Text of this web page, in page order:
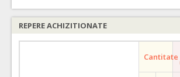
REPERE ACHIZITIONATE
Cantitate